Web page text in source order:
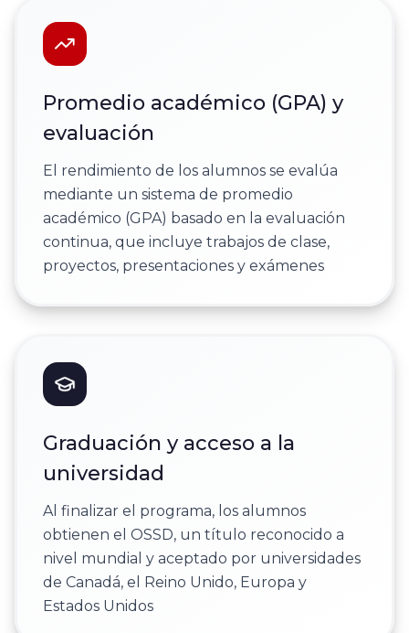
Promedio académico (GPA) y
evaluación
El rendimiento de los alumnos se evalúa
mediante un sistema de promedio
académico (GPA) basado en la evaluación
continua, que incluye trabajos de clase,
proyectos, presentaciones y exámenes
Graduación y acceso a la
universidad
Al finalizar el programa, los alumnos
obtienen el OSSD, un título reconocido a
nivel mundial y aceptado por universidades
de Canadá, el Reino Unido, Europa y
Estados Unidos